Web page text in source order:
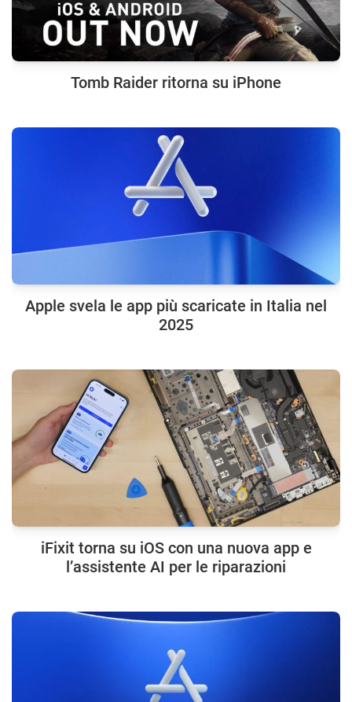
Tomb Raider ritorna su iPhone
Apple svela le app più scaricate in Italia nel
2025
iFixit torna su iOS con una nuova app e
l’assistente AI per le riparazioni